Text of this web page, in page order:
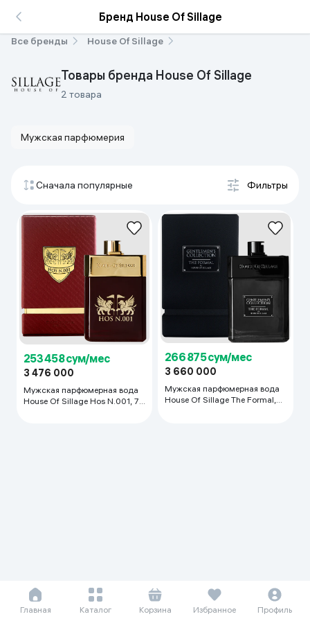
Бренд House Of Sillage
Все бренды House Of Sillage
Товары бренда House Of Sillage
2 товара
Мужская парфюмерия
Сначала популярные Фильтры
253 458 сум/мес
3 476 000
Мужская парфюмерная вода
House Of Sillage Hos N.001, 75
266 875 сум/мес
3 660 000
Мужская парфюмерная вода
House Of Sillage The Formal,
Главная Каталог Корзина Избранное Профиль